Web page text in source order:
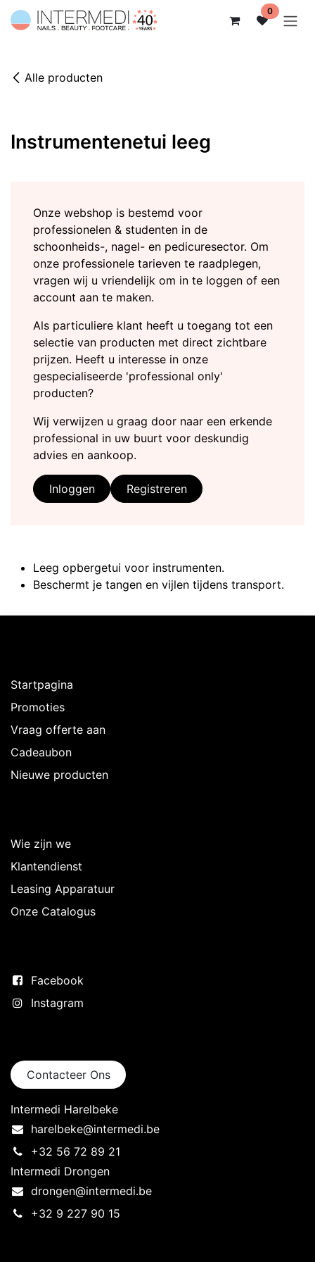
Overslaan naar inhoud 0
Alle producten
Instrumentenetui leeg
Leeg opbergetui voor instrumenten.
Beschermt je tangen en vijlen tijdens transport.
Onze webshop is bestemd voor
professionelen & studenten in de
schoonheids-, nagel- en pedicuresector. Om
onze professionele tarieven te raadplegen,
vragen wij u vriendelijk om in te loggen of een
account aan te maken.
Als particuliere klant heeft u toegang tot een
selectie van producten met direct zichtbare
prijzen. Heeft u interesse in onze
gespecialiseerde 'professional only'
producten?
Wij verwijzen u graag door naar een erkende
professional in uw buurt voor deskundig
advies en aankoop.
Inloggen Registreren
Startpagina
Promoties
Vraag offerte aan
Cadeaubon
Nieuwe producten
Wie zijn we
Klantendienst
Leasing Apparatuur
Onze Catalogus
Facebook
Instagram
Contacteer Ons
Intermedi Harelbeke
harelbeke@intermedi.be
+32 56 72 89 21
Intermedi Drongen
drongen@intermedi.be
+32 9 227 90 15